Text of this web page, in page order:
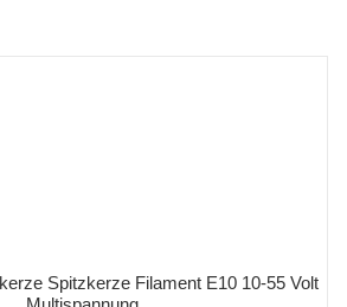
Spitzkerze Filament E10 10-55 Volt